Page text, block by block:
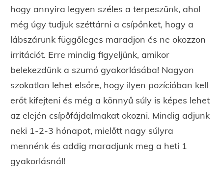
hogy annyira legyen széles a terpeszünk, ahol
még úgy tudjuk széttárni a csípőnket, hogy a
lábszárunk függőleges maradjon és ne okozzon
irritációt. Erre mindig figyeljünk, amikor
belekezdünk a szumó gyakorlásába! Nagyon
szokatlan lehet elsőre, hogy ilyen pozícióban kell
erőt kifejteni és még a könnyű súly is képes lehet
az elején csípőfájdalmakat okozni. Mindig adjunk
neki 1-2-3 hónapot, mielőtt nagy súlyra
mennénk és addig maradjunk meg a heti 1
gyakorlásnál!